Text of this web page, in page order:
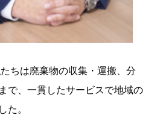
ちは廃棄物の収集・運搬、分
で、一貫したサービスで地域の
た。